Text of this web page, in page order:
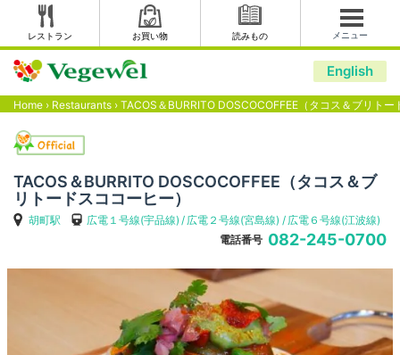
レストラン お買い物 読みもの メニュー
English
Home › Restaurants › TACOS＆BURRITO DOSCOCOFFEE（タコス＆ブリトー
TACOS＆BURRITO DOSCOCOFFEE（タコス＆ブ
リトードスココーヒー）
胡町駅 広電１号線(宇品線) 広電２号線(宮島線)
広電６号線(江波線)
電話番号 082-245-0700